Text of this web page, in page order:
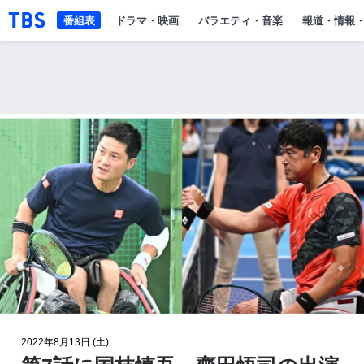
「TBSテレビ」トップページ
ドラマ・映画 バラエティ・音楽 報道・情報
番組表
2022年8月13日 (土)